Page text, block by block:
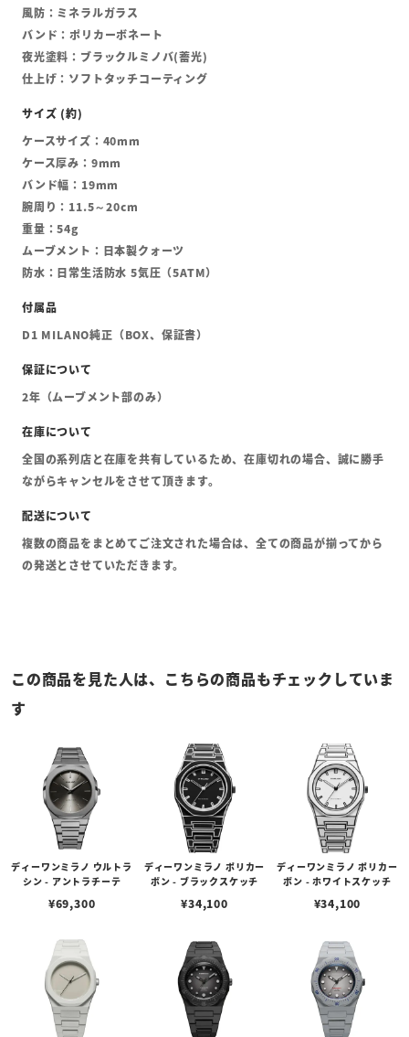
風防：ミネラルガラス
バンド：ポリカーボネート
夜光塗料：ブラックルミノバ(蓄光)
仕上げ：ソフトタッチコーティング
ケースサイズ：40mm
ケース厚み：9mm
バンド幅：19mm
腕周り：11.5～20cm
重量：54g
ムーブメント：日本製クォーツ
防水：日常生活防水 5気圧（5ATM）
D1 MILANO純正（BOX、保証書）
2年（ムーブメント部のみ）
全国の系列店と在庫を共有しているため、在庫切れの場合、誠に勝手
ながらキャンセルをさせて頂きます。
複数の商品をまとめてご注文された場合は、全ての商品が揃ってから
の発送とさせていただきます。
この商品を見た人は、こちらの商品もチェックしていま
す
ディーワンミラノ ウルトラ
シン - アントラチーテ
¥69,300
ディーワンミラノ ポリカー
ボン - ブラックスケッチ
¥34,100
ディーワンミラノ ポリカー
ボン - ホワイトスケッチ
¥34,100